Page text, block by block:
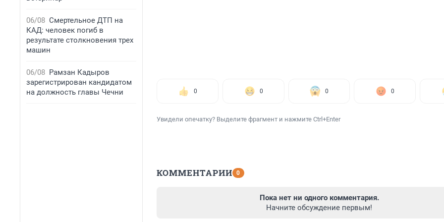
06/08 Смертельное ДТП на
КАД: человек погиб в
результате столкновения трех
машин
06/08 Рамзан Кадыров
зарегистрирован кандидатом
на должность главы Чечни
0 0 0 0
Увидели опечатку? Выделите фрагмент и нажмите Ctrl+Enter
КОММЕНТАРИИ 0
Пока нет ни одного комментария.
Начните обсуждение первым!